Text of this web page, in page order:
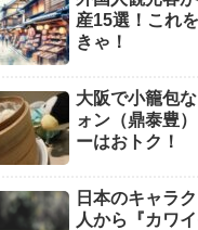
産15選！これ
きゃ！
大阪で小籠包
ォン（鼎泰豊
ーはおトク！
日本のキャラ
人から『カワ